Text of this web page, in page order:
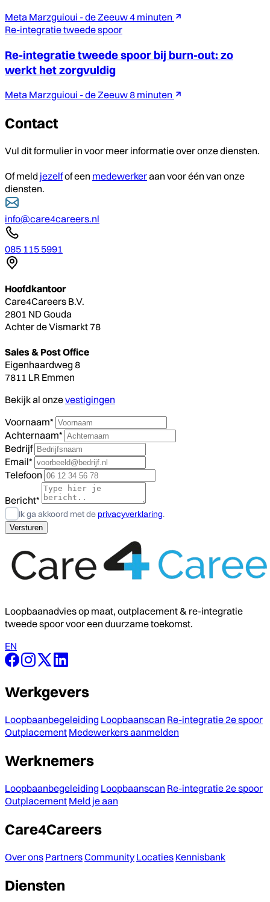
Meta Marzguioui - de Zeeuw4 minuten
Re-integratie tweede spoor
Re-integratie tweede spoor bij burn-out: zo
werkt het zorgvuldig
Meta Marzguioui - de Zeeuw 8 minuten
Contact
Vul dit formulier in voor meer informatie over onze diensten.
Of meld jezelfof een medewerkeraan voor één van onze
diensten.
info@care4careers.nl
085 115 5991
Hoofdkantoor
Care4Careers B.V.
2801 ND Gouda
Achter de Vismarkt 78
Sales & Post Office
Eigenhaardweg 8
7811 LR Emmen
Bekijk al onzevestigingen
Voornaam*
Achternaam*
Bedrijf
Email*
Telefoon
Bericht*
Ik ga akkoord met de privacyverklaring.
Loopbaanadvies op maat, outplacement & re-integratie
tweede spoor voor een duurzame toekomst.
EN
Werkgevers
Loopbaanbegeleiding Loopbaanscan Re-integratie 2e spoor
Outplacement Medewerkers aanmelden
Werknemers
Loopbaanbegeleiding Loopbaanscan Re-integratie 2e spoor
Outplacement Meld je aan
Care4Careers
Over ons PartnersCommunity Locaties Kennisbank
Diensten